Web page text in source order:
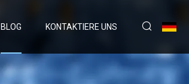
BLOG KONTAKTIERE UNS